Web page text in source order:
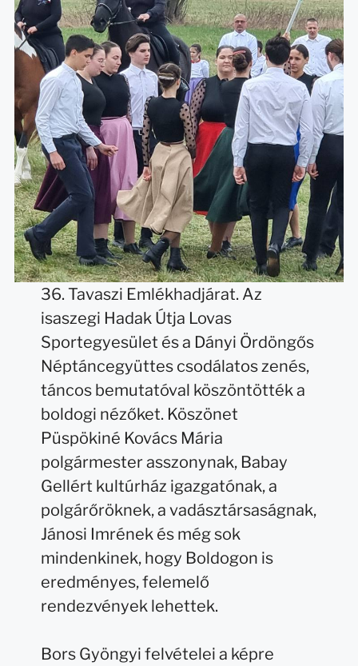
36. Tavaszi Emlékhadjárat. Az
isaszegi Hadak Útja Lovas
Sportegyesület és a Dányi Ördöngős
Néptáncegyüttes csodálatos zenés,
táncos bemutatóval köszöntötték a
boldogi nézőket. Köszönet
Püspökiné Kovács Mária
polgármester asszonynak, Babay
Gellért kultúrház igazgatónak, a
polgárőröknek, a vadásztársaságnak,
Jánosi Imrének és még sok
mindenkinek, hogy Boldogon is
eredményes, felemelő
rendezvények lehettek.
Bors Gyöngyi felvételei a képre